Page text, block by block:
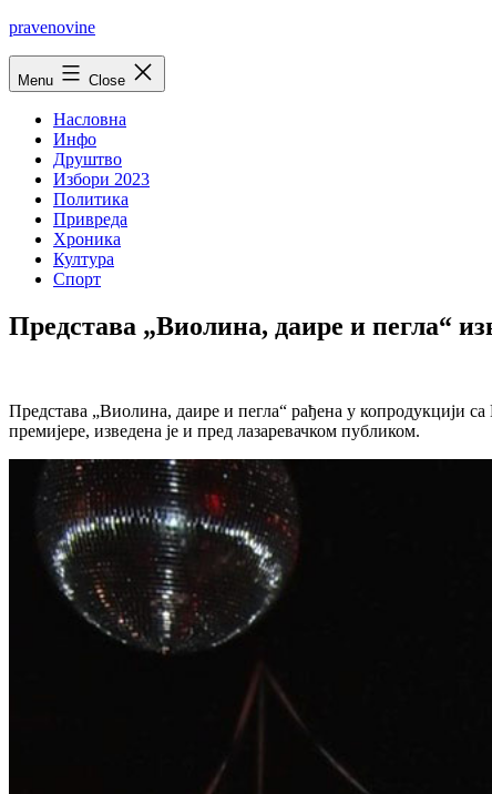
Skip
pravenovine
Menu Close
Насловна
Инфо
Друштво
Избори 2023
Политика
Привреда
Хроника
Култура
Спорт
Представа „Виолина, даире и пегла“
Представа „Виолина, даире и пегла“ рађена у копродукцији
премијере, изведена је и пред лазаревачком публиком.